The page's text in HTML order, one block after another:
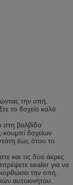
την οπή.
το δοχείο καλά
βαλβίδα
κουμπί δοχείων
έως ότου το
και τις δύο άκρες
sealer για να
την οπή.
αυτοκινήτου.